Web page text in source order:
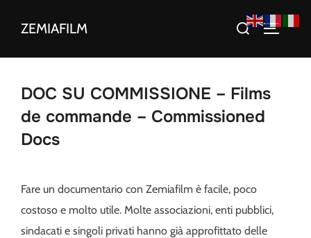
ZEMIAFILM Rechercher :
DOC SU COMMISSIONE – Films
de commande – Commissioned
Docs
Fare un documentario con Zemiafilm è facile, poco
costoso e molto utile. Molte associazioni, enti pubblici,
sindacati e singoli privati hanno già approfittato delle